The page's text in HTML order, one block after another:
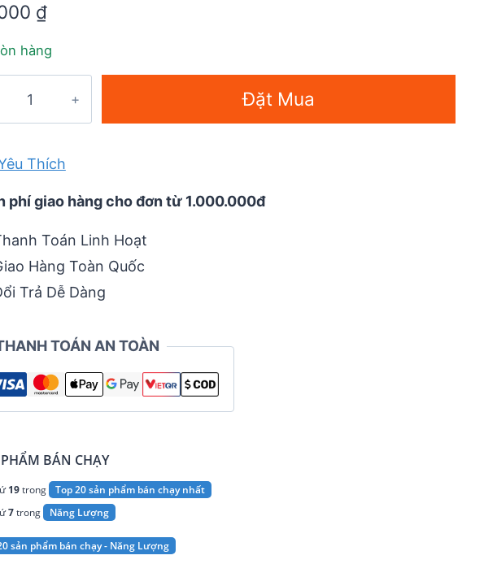
₫
hàng
Đặt Mua
Thích
phí giao hàng cho đơn từ 1.000.000đ
Toán Linh Hoạt
Hàng Toàn Quốc
Trả Dễ Dàng
TOÁN AN TOÀN
BÁN CHẠY
19trong
Top 20 sản phẩm bán chạy nhất
7trong Năng Lượng
sản phẩm bán chạy - Năng Lượng